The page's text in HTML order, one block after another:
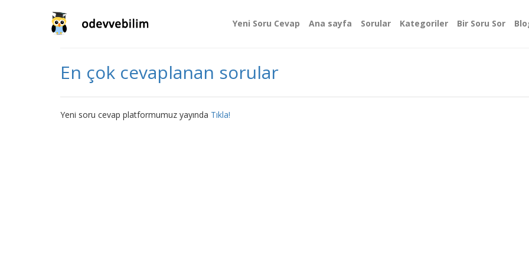
Yeni Soru Cevap Ana sayfa Sorular Kategoriler Bir Soru Sor
En çok cevaplanan sorular
Yeni soru cevap platformumuz yayında Tıkla!